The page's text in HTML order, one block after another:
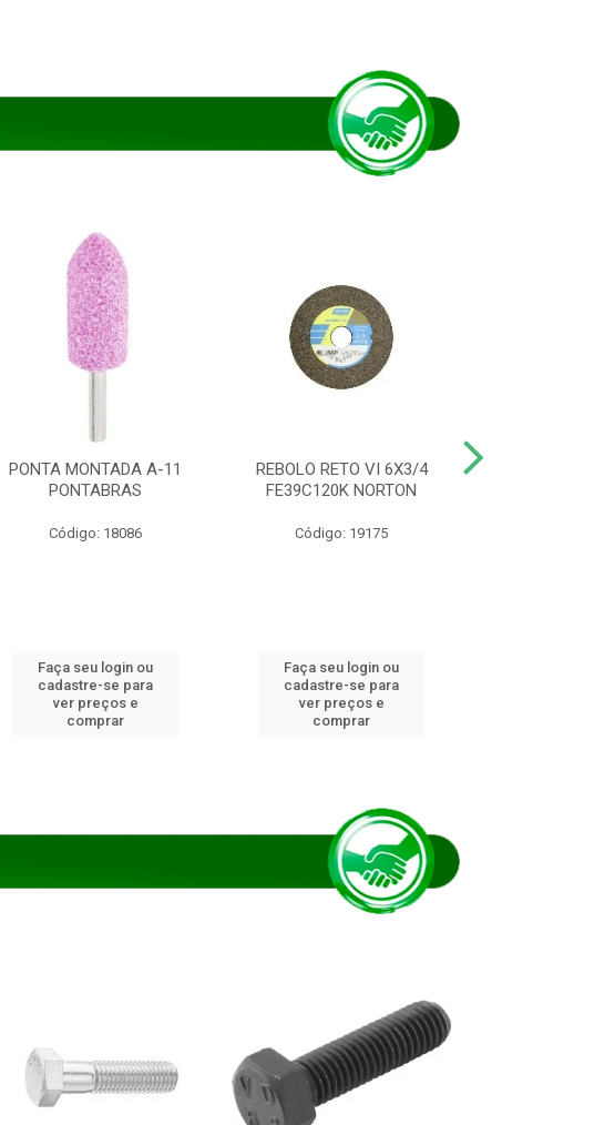
PONTA MONTADA A-11
PONTABRAS
Código: 18086
Faça seu login ou
cadastre-se para
ver preços e
comprar
REBOLO RETO VI 6X3/4
FE39C120K NORTON
Código: 19175
Faça seu login ou
cadastre-se para
ver preços e
comprar